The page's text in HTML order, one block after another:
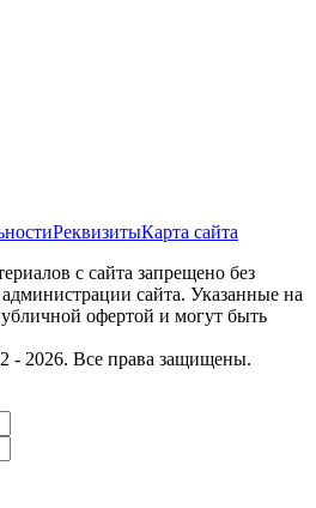
РеквизитыКарта сайта
с сайта запрещено без
сайта. Указанные на
офертой и могут быть
2026. Все права защищены.